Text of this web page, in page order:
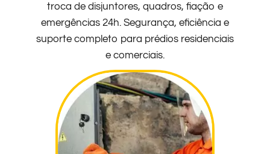
troca de disjuntores, quadros, fiação e
emergências 24h. Segurança, eficiência e
suporte completo para prédios residenciais
e comerciais.